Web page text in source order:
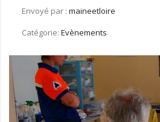
Envoyé par : maineetloire
Catégorie: Evènements